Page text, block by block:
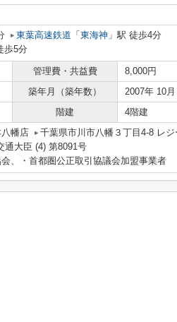
東葉高速鉄道 「 東海神 」駅 徒歩4分
歩5分
管理費・共益費
8,000円
築年月（築年数）
2007年 10
階建 4階建
幡店
千葉県市川市八幡３丁目4-8 レジ
通大臣 (4) 第8091号
、・首都圏公正取引協議会加盟事業者